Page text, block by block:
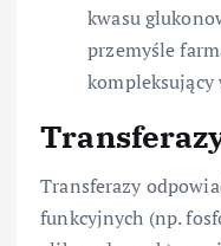
kwasu
przemyśle
kompleksujący
Transferazy
funkcyjnych (np.